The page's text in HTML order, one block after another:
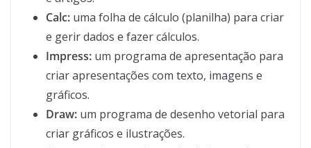
Calc: uma folha de cálculo (planilha) para criar
e gerir dados e fazer cálculos.
Impress: um programa de apresentação para
criar apresentações com texto, imagens e
gráficos.
Draw: um programa de desenho vetorial para
criar gráficos e ilustrações.